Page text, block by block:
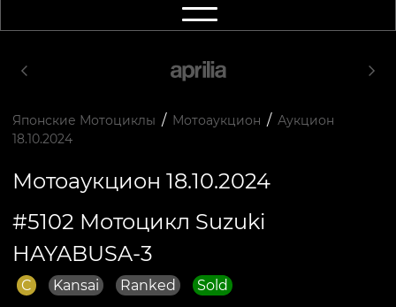
Японские Мотоциклы / Мотоаукцион / Аукцион
18.10.2024
Мотоаукцион 18.10.2024
#5102 Мотоцикл Suzuki
HAYABUSA-3
C Kansai Ranked Sold